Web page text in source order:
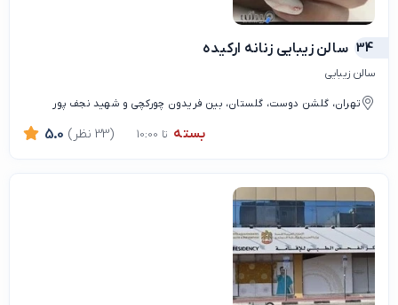
34 سالن زیبایی زنانه ارکیده
سالن زیبایی
تهران، گلشن دوست، گلستان، بین فریدون چورکچی و شهید نجف پور
بسته تا 10:00 5.0 (33 نظر)